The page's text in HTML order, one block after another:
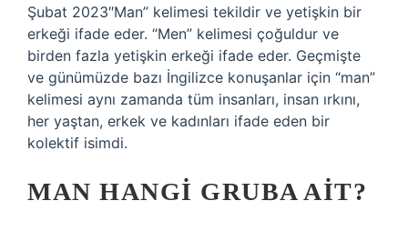
Şubat 2023″Man” kelimesi tekildir ve yetişkin bir
erkeği ifade eder. “Men” kelimesi çoğuldur ve
birden fazla yetişkin erkeği ifade eder. Geçmişte
ve günümüzde bazı İngilizce konuşanlar için “man”
kelimesi aynı zamanda tüm insanları, insan ırkını,
her yaştan, erkek ve kadınları ifade eden bir
kolektif isimdi.
MAN HANGI GRUBA AIT?